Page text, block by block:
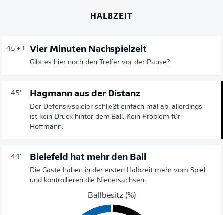
HALBZEIT
45'+ 1 Vier Minuten Nachspielzeit
Gibt es hier noch den Treffer vor der Pause?
45' Hagmann aus der Distanz
Der Defensivspieler schließt einfach mal ab, allerdings
ist kein Druck hinter dem Ball. Kein Problem für
Hoffmann.
44' Bielefeld hat mehr den Ball
Die Gäste haben in der ersten Halbzeit mehr vom Spiel
und kontrollieren die Niedersachsen.
Ballbesitz (%)